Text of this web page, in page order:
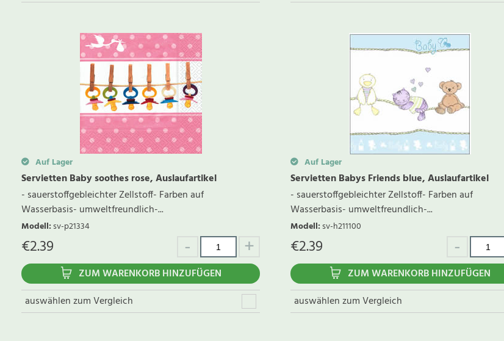
Auf Lager
Servietten Baby soothes rose, Auslaufartikel
- sauerstoffgebleichter Zellstoff- Farben auf
Wasserbasis- umweltfreundlich-...
Modell:sv-p21334
€2.39
ZUM WARENKORB HINZUFÜGEN
auswählen zum Vergleich
Auf Lager
Servietten Babys Friends blue, Auslaufartikel
- sauerstoffgebleichter Zellstoff- Farben auf
Wasserbasis- umweltfreundlich-...
Modell:sv-h211100
€2.39
ZUM WARENKORB HINZUFÜGEN
auswählen zum Vergleich